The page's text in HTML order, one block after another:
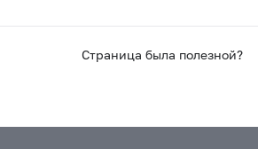
Страница была полезной?